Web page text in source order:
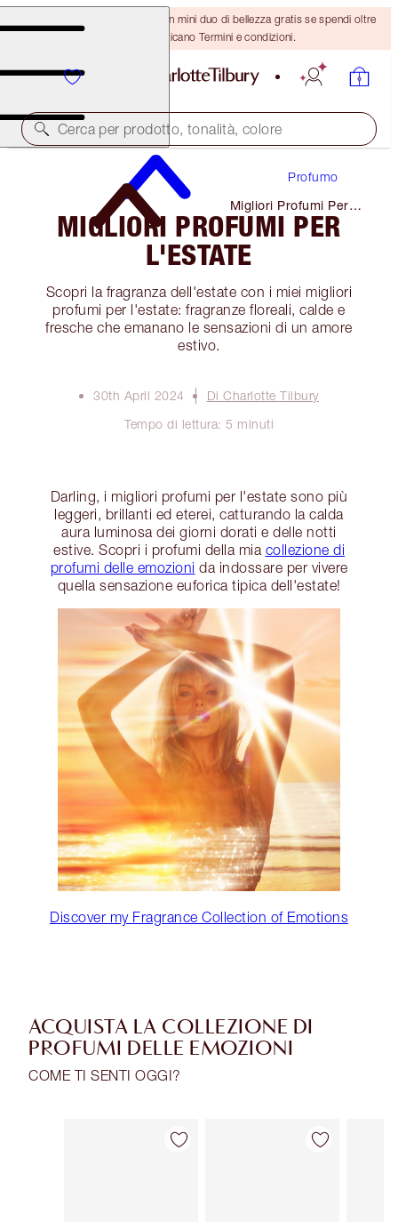
ULTIMA OCCASIONE! Ricevi un mini duo di bellezza gratis se spendi oltre
110 €! Si applicano Termini e condizioni.
Cerca per prodotto, tonalità, colore
Profumo
Migliori Profumi Per
L'estate
MIGLIORI PROFUMI PER
L'ESTATE
Scopri la fragranza dell'estate con i miei migliori
profumi per l'estate: fragranze floreali, calde e
fresche che emanano le sensazioni di un amore
estivo.
30th April 2024
Di Charlotte Tilbury
Tempo di lettura: 5 minuti
Darling, i migliori profumi per l'estate sono più
leggeri, brillanti ed eterei, catturando la calda
aura luminosa dei giorni dorati e delle notti
estive. Scopri i profumi della mia collezione di
profumi delle emozioni da indossare per vivere
quella sensazione euforica tipica dell'estate!
Discover my Fragrance Collection of Emotions
ACQUISTA LA COLLEZIONE DI
PROFUMI DELLE EMOZIONI
COME TI SENTI OGGI?
Articolo 1 di 30 Articolo 2 di 30